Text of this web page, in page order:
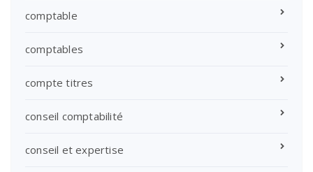
comptable
comptables
compte titres
conseil comptabilité
conseil et expertise